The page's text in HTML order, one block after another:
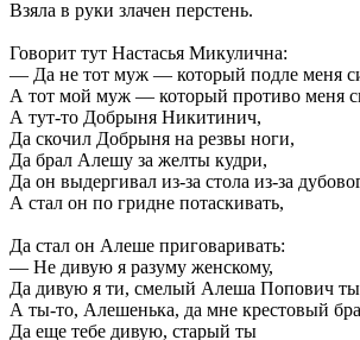
Взяла в руки злачен перстень.
Говорит тут Настасья Микулична:
— Да не тот муж — который подле меня
А тот мой муж — который противо меня
А тут-то Добрыня Никитинич,
Да скочил Добрыня на резвы ноги,
Да брал Алешу за желты кудри,
Да он выдергивал из-за стола из-за
А стал он по гридне потаскивать,
Да стал он Алеше приговаривать:
— Не дивую я разуму женскому,
Да дивую я ти, смелый Алеша Попович
А ты-то, Алешенька, да мне крестовый
Да еще тебе дивую, старый ты